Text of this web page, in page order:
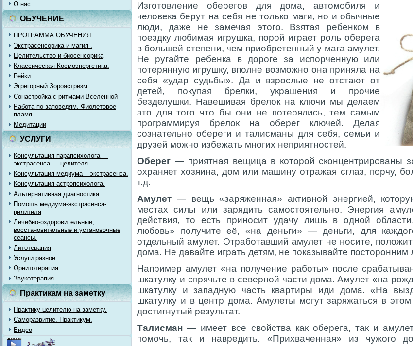
О нас
ОБУЧЕНИЕ
ПРОГРАММА ОБУЧЕНИЯ
Экстрасенсорика и магия .
Целительство и биосенсорика
Классическая Космоэнергетика.
Рейки
Эгрегорный Зороастризм
Сонастройка с ритмами Вселенной
Работа по заповедям. Фиолетовое
пламя.
Медитации
УСЛУГИ
Консультация парапсихолога —
экстрасенса — целителя
Консультация медиума – экстрасенса.
Консультация астропсихолога.
Альтернативная диагностика
Помощь медиума-экстрасенса-
целителя
Лечебно-оздоровительные,
восстановительные и установочные
сеансы.
Литотерапия
Услуги разное
Орнитотерапия
Звукотерапия
Практикам на заметку
Практику целителю на заметку.
Саморазвитие. Практикум.
Видео
Изготовление оберегов для дома, автомобиля и
человека берут на себя не только маги, но и обычные
люди, даже не замечая этого. Взятая ребенком в
поездку любимая игрушка, порой играет роль оберега
в большей степени, чем приобретенный у мага амулет.
Не ругайте ребенка в дороге за испорченную или
потерянную игрушку, вполне возможно она приняла на
себя «удар судьбы». Да и взрослые не отстают от
детей, покупая брелки, украшения и прочие
безделушки. Навешивая брелок на ключи мы делаем
это для того что бы они не потерялись, тем самым
программируя брелок на оберег ключей. Делая
сознательно обереги и талисманы для себя, семьи и
друзей можно избежать многих неприятностей.
Оберег — приятная вещица в которой сконцентрированы
охраняет хозяина, дом или машину отражая сглаз, порчу,
т.д.
Амулет — вещь «заряженная» активной энергией,
местах силы или зарядить самостоятельно. Энергия
действия, то есть приносит удачу лишь в одной
любовь» получите её, «на деньги» — деньги, для
отдельный амулет. Отработавший амулет не носите,
дома. Не давайте играть детям, не показывайте посторонним
Например амулет «на получение работы» после
шкатулку и спрячьте в северной части дома. Амулет «на
шкатулку и западную часть квартиры иди дома. «На
шкатулку и в центр дома. Амулеты могут заряжаться в
достигнутый результат.
Талисман — имеет все свойства как оберега, так и
помочь, так и навредить. «Прихваченная» из чужого